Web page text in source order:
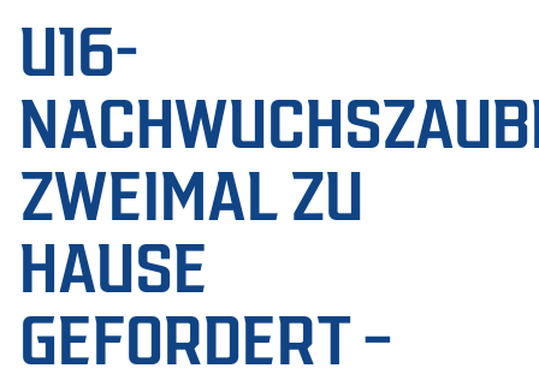
U16-
ZWEIMAL ZU
HAUSE
GEFORDERT –